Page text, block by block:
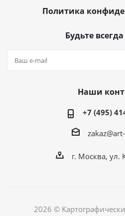
Политика
Будьте
Наши
+7 (495)
г. Москва, ул.
2026 ©